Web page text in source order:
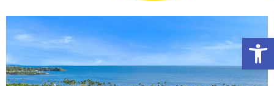
פתח סרגל נגישות